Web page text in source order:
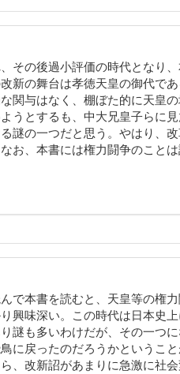
その後過小評価の時代となり
新の舞台は孝徳天皇の御代で
関与はなく、棚ぼた的に天皇
うとするも、中大兄皇子らに
謎の一つだと思う。やはり、
お、本書には権力闘争のこと
で本書を読むと、天皇等の権
興味深い。この時代は日本史
謎も多いわけだが、その一つ
に戻ったのだろうかということ
、改新詔があまりに急激に社